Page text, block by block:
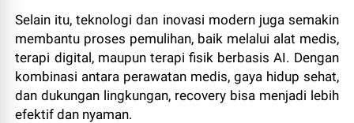
Selain itu, teknologi dan inovasi modern juga semakin
membantu proses pemulihan, baik melalui alat medis,
terapi digital, maupun terapi fisik berbasis AI. Dengan
kombinasi antara perawatan medis, gaya hidup sehat,
dan dukungan lingkungan, recovery bisa menjadi lebih
efektif dan nyaman.